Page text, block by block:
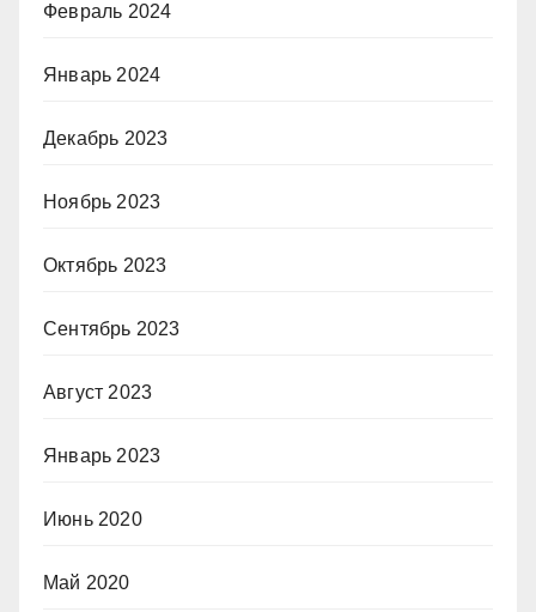
Февраль 2024
Январь 2024
Декабрь 2023
Ноябрь 2023
Октябрь 2023
Сентябрь 2023
Август 2023
Январь 2023
Июнь 2020
Май 2020